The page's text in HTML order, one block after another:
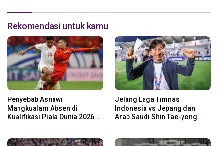
Rekomendasi untuk kamu
Penyebab Asnawi
Mangkualam Absen di
Kualifikasi Piala Dunia 2026
dan Arab Saudi
Jelang Laga Timnas
Indonesia vs Jepang dan
Arab Saudi Shin Tae-yong